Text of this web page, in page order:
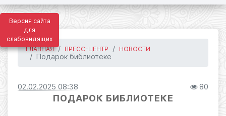
Версия сайта
для
слабовидящих
ГЛАВНАЯ ПРЕСС-ЦЕНТР НОВОСТИ
Подарок библиотеке
02.02.2025 08:38 80
ПОДАРОК БИБЛИОТЕКЕ